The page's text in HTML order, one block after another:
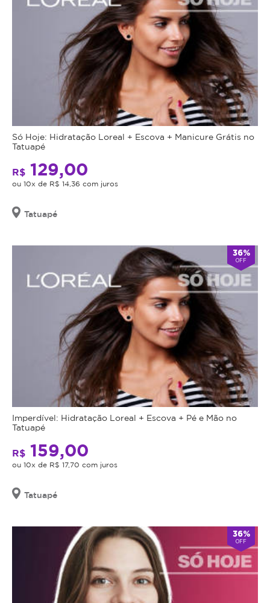
Só Hoje: Hidratação Loreal + Escova + Manicure Grátis no
Tatuapé
R$ 129,00
ou 10x de R$ 14,36 com juros
Tatuapé
36%
OFF
Imperdível: Hidratação Loreal + Escova + Pé e Mão no
Tatuapé
R$ 159,00
ou 10x de R$ 17,70 com juros
Tatuapé
36%
OFF